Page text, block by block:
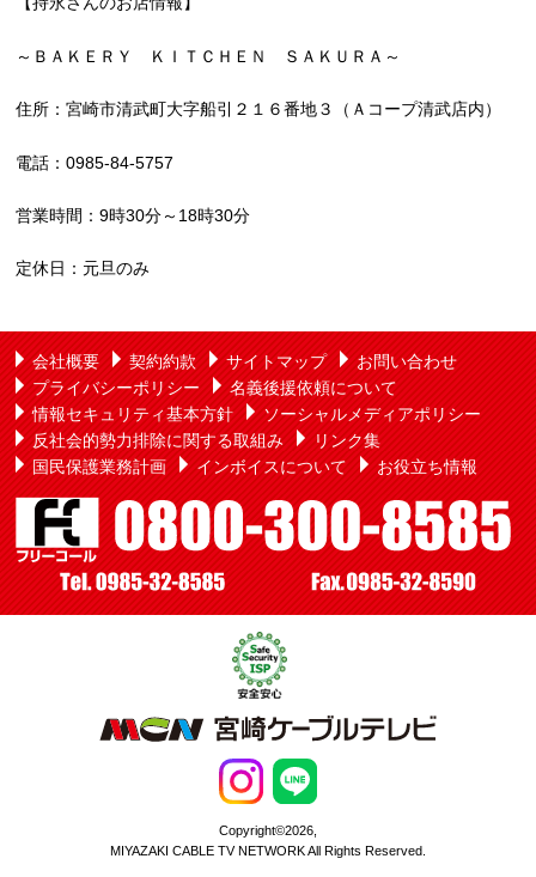
～ＢＡＫＥＲＹ ＫＩＴＣＨＥＮ ＳＡＫＵＲＡ～
住所：宮崎市清武町大字船引２１６番地３（Ａコープ清武店内）
電話：0985-84-5757
営業時間：9時30分～18時30分
定休日：元旦のみ
会社概要 契約約款 サイトマップ
お問い合わせ
プライバシーポリシー
名義後援依頼について
情報セキュリティ基本方針
ソーシャルメディアポリシー
反社会的勢力排除に関する取組み
リンク集
国民保護業務計画
インボイスについて お役立ち情報
Copyright©2026,
MIYAZAKI CABLE TV NETWORK All Rights Reserved.